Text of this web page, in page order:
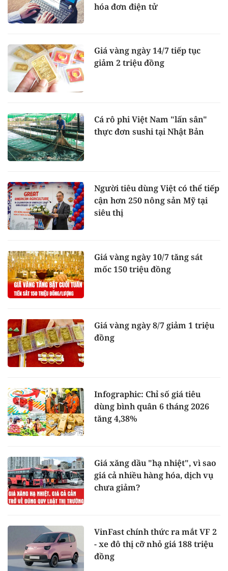
hóa đơn điện tử
Giá vàng ngày 14/7 tiếp tục
giảm 2 triệu đồng
Cá rô phi Việt Nam "lấn sân"
thực đơn sushi tại Nhật Bản
Người tiêu dùng Việt có thể tiếp
cận hơn 250 nông sản Mỹ tại
siêu thị
Giá vàng ngày 10/7 tăng sát
mốc 150 triệu đồng
Giá vàng ngày 8/7 giảm 1 triệu
đồng
Infographic: Chỉ số giá tiêu
dùng bình quân 6 tháng 2026
tăng 4,38%
Giá xăng dầu "hạ nhiệt", vì sao
giá cả nhiều hàng hóa, dịch vụ
chưa giảm?
VinFast chính thức ra mắt VF 2
- xe đô thị cỡ nhỏ giá 188 triệu
đồng